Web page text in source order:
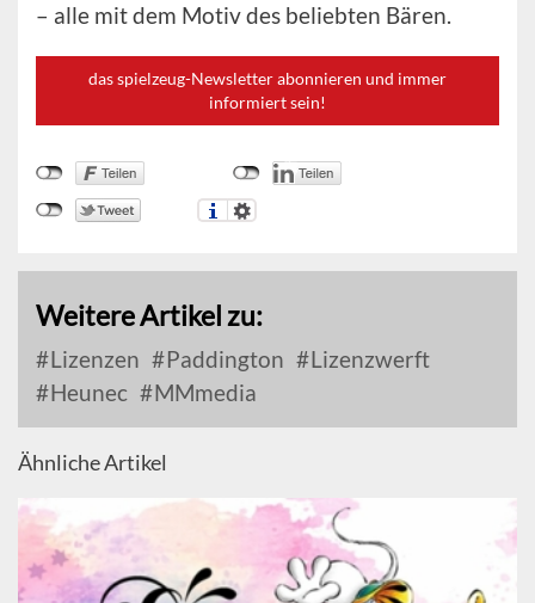
– alle mit dem Motiv des beliebten Bären.
das spielzeug-Newsletter abonnieren und immer
informiert sein!
Weitere Artikel zu:
Lizenzen Paddington
Lizenzwerft
Heunec
MMmedia
Ähnliche Artikel